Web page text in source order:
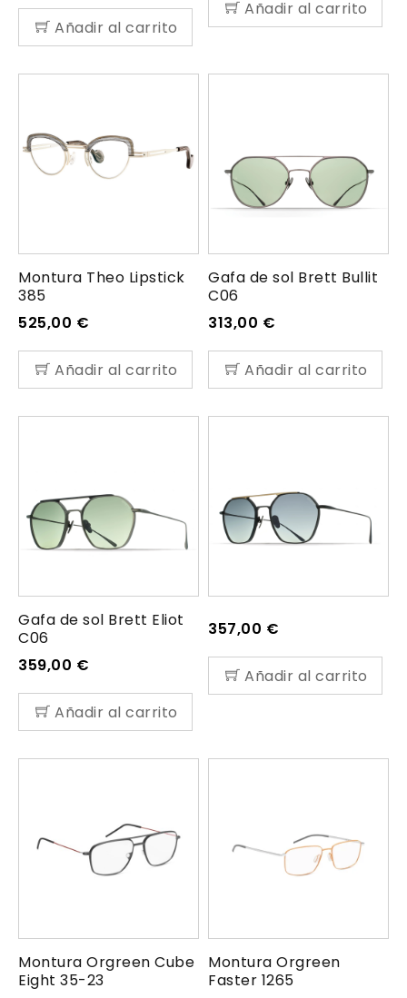
Añadir al carrito
Añadir al carrito
Montura Theo Lipstick
385
525,00 €
Añadir al carrito
Gafa de sol Brett Bullit
C06
313,00 €
Añadir al carrito
Gafa de sol Brett Eliot
C06
359,00 €
Añadir al carrito
357,00 €
Añadir al carrito
Montura Orgreen Cube
Eight 35-23
Montura Orgreen
Faster 1265